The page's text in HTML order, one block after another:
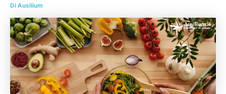
n
u
Di Ausilium